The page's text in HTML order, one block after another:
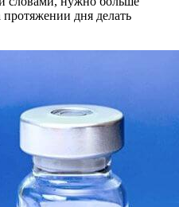
протяжении дня делать